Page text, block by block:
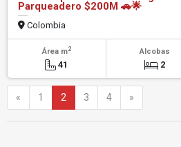
Parqueadero $200M 🚗🌟
Colombia
Área m2
41
Alcobas
2
« Anterior
1 2 3 4 »